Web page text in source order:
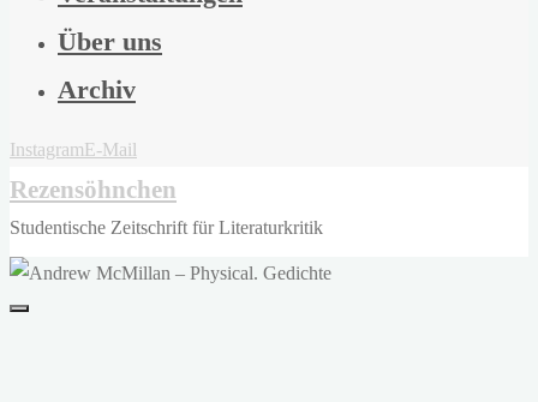
Über uns
Archiv
InstagramE-Mail
Rezensöhnchen
Studentische Zeitschrift für Literaturkritik